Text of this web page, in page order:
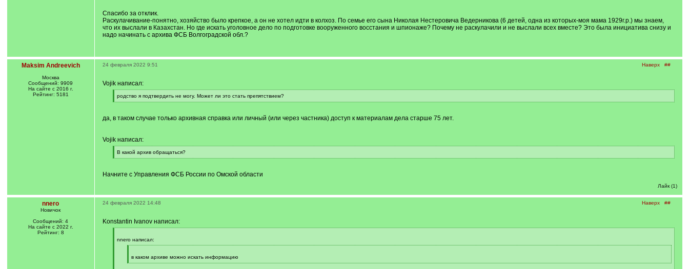
]
Спасибо за отклик.
Раскулачивание-понятно, хозяйство было крепкое, а он не хотел идти в колхоз. По семье его сына Николая Нестеровича Ведерникова (6 детей, одна из которых-моя мама 1929г.р.) мы знаем,
что их выслали в Казахстан. Но где искать уголовное дело по подготовке вооруженного восстания и шпионаже? Почему не раскулачили и не выслали всех вместе? Это была инициатива снизу и
надо начинать с архива ФСБ Волгоградской обл.?
Maksim Andreevich
Москва
Сообщений: 9909
На сайте с 2016 г.
Рейтинг: 5181
Наверх ##
24 февраля 2022 9:51
Vojik написал:
[
q
родство я подтвердить не могу. Может ли это стать препятствием?
[
]
да, в таком случае только архивная справка или личный (или через частника) доступ к материалам дела старше 75 лет.
Vojik написал:
[
q
В какой архив обращаться?
[
]
Начните с Управления ФСБ России по Омской области
Лайк (1)
nnero
Новичок
Сообщений: 4
На сайте с 2022 г.
Рейтинг: 8
Наверх ##
24 февраля 2022 14:48
Konstantin Ivanov написал:
q
nnero написал:
q
]
в каком архиве можно искать информацию
[